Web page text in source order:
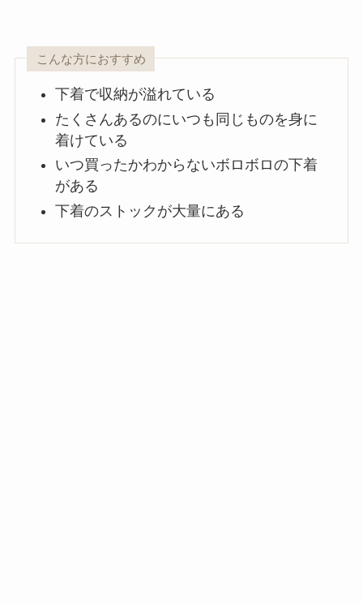
こんな方におすすめ
下着で収納が溢れている
たくさんあるのにいつも同じものを身に
着けている
いつ買ったかわからないボロボロの下着
がある
下着のストックが大量にある